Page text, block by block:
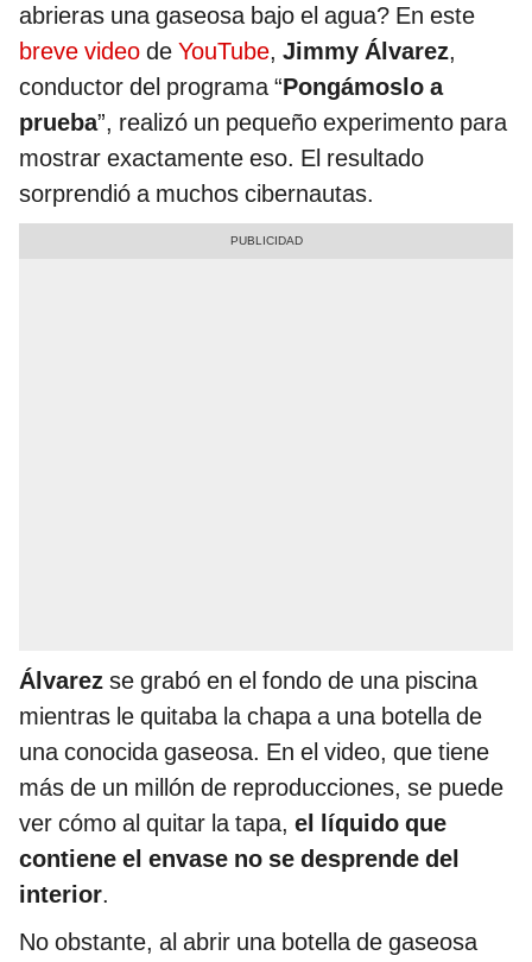
abrieras una gaseosa bajo el agua? En este
breve video de YouTube, Jimmy Álvarez,
conductor del programa “Pongámoslo a
prueba”, realizó un pequeño experimento para
mostrar exactamente eso. El resultado
sorprendió a muchos cibernautas.
Álvarez se grabó en el fondo de una piscina
mientras le quitaba la chapa a una botella de
una conocida gaseosa. En el video, que tiene
más de un millón de reproducciones, se puede
ver cómo al quitar la tapa, el líquido que
contiene el envase no se desprende del
interior.
No obstante, al abrir una botella de gaseosa